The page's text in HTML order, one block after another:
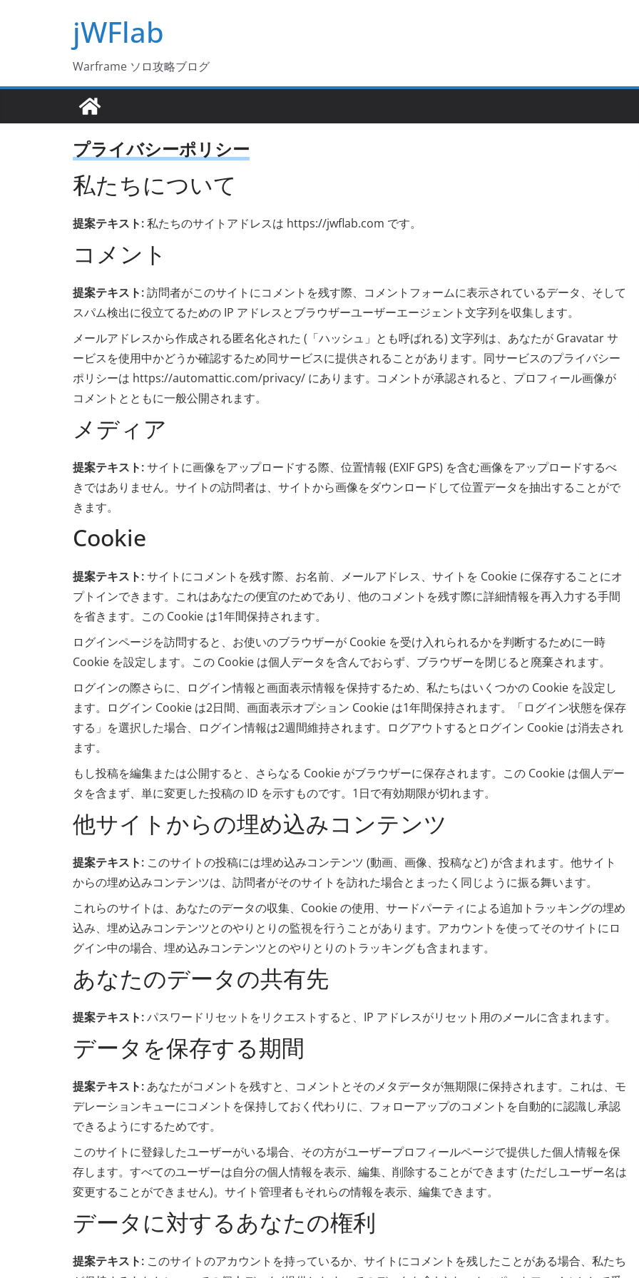
ツ
jWFlab
Warframe ソロ攻略ブログ
プライバシーポリシー
私たちについて
提案テキスト:私たちのサイトアドレスは https://jwflab.com です。
コメント
提案テキスト:訪問者がこのサイトにコメントを残す際、コメントフォームに表示されているデータ、そして
スパム検出に役立てるための IP アドレスとブラウザーユーザーエージェント文字列を収集します。
メールアドレスから作成される匿名化された (「ハッシュ」とも呼ばれる) 文字列は、あなたが Gravatar サ
ービスを使用中かどうか確認するため同サービスに提供されることがあります。同サービスのプライバシー
ポリシーは https://automattic.com/privacy/ にあります。コメントが承認されると、プロフィール画像が
コメントとともに一般公開されます。
メディア
提案テキスト:サイトに画像をアップロードする際、位置情報 (EXIF GPS) を含む画像をアップロードするべ
きではありません。サイトの訪問者は、サイトから画像をダウンロードして位置データを抽出することがで
きます。
Cookie
提案テキスト:サイトにコメントを残す際、お名前、メールアドレス、サイトを Cookie に保存することにオ
プトインできます。これはあなたの便宜のためであり、他のコメントを残す際に詳細情報を再入力する手間
を省きます。この Cookie は1年間保持されます。
ログインページを訪問すると、お使いのブラウザーが Cookie を受け入れられるかを判断するために一時
Cookie を設定します。この Cookie は個人データを含んでおらず、ブラウザーを閉じると廃棄されます。
ログインの際さらに、ログイン情報と画面表示情報を保持するため、私たちはいくつかの Cookie を設定し
ます。ログイン Cookie は2日間、画面表示オプション Cookie は1年間保持されます。「ログイン状態を保存
する」を選択した場合、ログイン情報は2週間維持されます。ログアウトするとログイン Cookie は消去され
ます。
もし投稿を編集または公開すると、さらなる Cookie がブラウザーに保存されます。この Cookie は個人デー
タを含まず、単に変更した投稿の ID を示すものです。1日で有効期限が切れます。
他サイトからの埋め込みコンテンツ
提案テキスト: このサイトの投稿には埋め込みコンテンツ (動画、画像、投稿など) が含まれます。他サイト
からの埋め込みコンテンツは、訪問者がそのサイトを訪れた場合とまったく同じように振る舞います。
これらのサイトは、あなたのデータの収集、Cookie の使用、サードパーティによる追加トラッキングの埋め
込み、埋め込みコンテンツとのやりとりの監視を行うことがあります。アカウントを使ってそのサイトにロ
グイン中の場合、埋め込みコンテンツとのやりとりのトラッキングも含まれます。
あなたのデータの共有先
提案テキスト:パスワードリセットをリクエストすると、IP アドレスがリセット用のメールに含まれます。
データを保存する期間
提案テキスト: あなたがコメントを残すと、コメントとそのメタデータが無期限に保持されます。これは、モ
デレーションキューにコメントを保持しておく代わりに、フォローアップのコメントを自動的に認識し承認
できるようにするためです。
このサイトに登録したユーザーがいる場合、その方がユーザープロフィールページで提供した個人情報を保
存します。すべてのユーザーは自分の個人情報を表示、編集、削除することができます (ただしユーザー名は
変更することができません)。サイト管理者もそれらの情報を表示、編集できます。
データに対するあなたの権利
提案テキスト: このサイトのアカウントを持っているか、サイトにコメントを残したことがある場合、私たち